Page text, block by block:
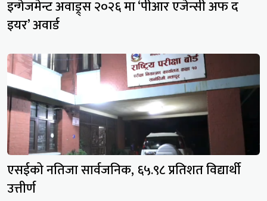
इन्गेजमेन्ट अवाड्र्स २०२६ मा ‘पीआर एजेन्सी अफ द
इयर’ अवार्ड
एसईको नतिजा सार्वजनिक, ६५.९८ प्रतिशत विद्यार्थी
उत्तीर्ण